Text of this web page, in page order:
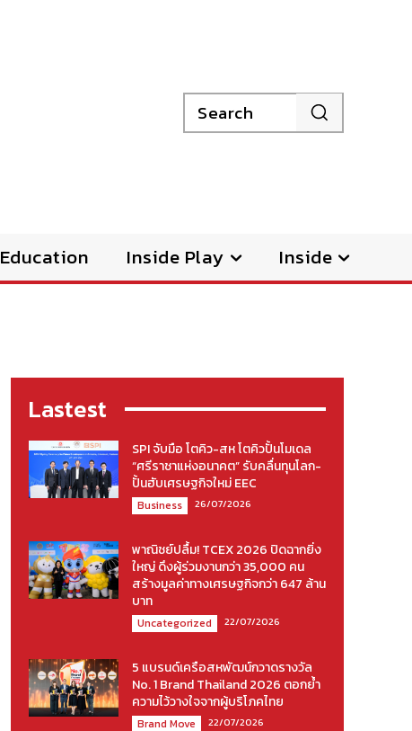
Search
Education Inside Play Inside
Lastest
SPI จับมือ โตคิว-สห โตคิวปั้นโมเดล
“ศรีราชาแห่งอนาคต” รับคลื่นทุนโลก-
ปั้นฮับเศรษฐกิจใหม่ EEC
Business 26/07/2026
พาณิชย์ปลื้ม! TCEX 2026 ปิดฉากยิ่ง
ใหญ่ ดึงผู้ร่วมงานกว่า 35,000 คน
สร้างมูลค่าทางเศรษฐกิจกว่า 647 ล้าน
บาท
Uncategorized 22/07/2026
5 แบรนด์เครือสหพัฒน์กวาดรางวัล
No. 1 Brand Thailand 2026 ตอกย้ำ
ความไว้วางใจจากผู้บริโภคไทย
Brand Move 22/07/2026